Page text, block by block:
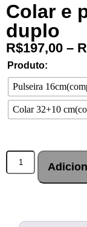
Colar e
duplo
R$197,00 –
Produto:
Pulseira
Colar 32+10